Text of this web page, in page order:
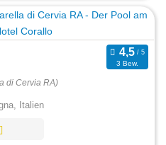
3 Bew.
di Cervia RA)
Italien